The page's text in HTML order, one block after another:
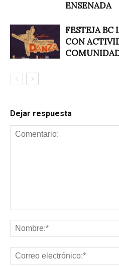
ENSENADA
FESTEJA BC
CON
Dejar respuesta